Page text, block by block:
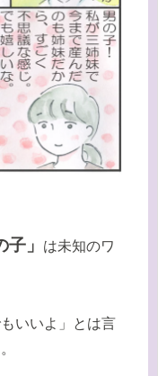
子」
は未知のワ
いいよ」とは言